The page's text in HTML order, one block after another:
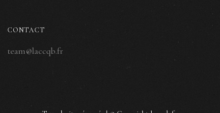
CONTACT
team@laccqb.fr